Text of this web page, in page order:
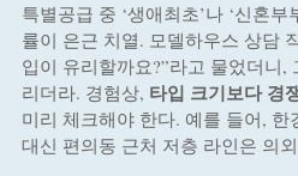
특별공급 중 ‘생애최초’나 ‘신혼
률이 은근 치열. 모델하우스 상담
입이 유리할까요?”라고 물었더니,
리더라. 경험상, 타입 크기보다 경
미리 체크해야 한다. 예를 들어,
대신 편의동 근처 저층 라인은 의